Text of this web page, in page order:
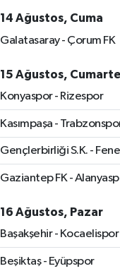
14 Ağustos, Cuma
Galatasaray - Çorum FK
15 Ağustos,
Konyaspor - Rizespor
Kasımpaşa -
Gençlerbirliği S.K. -
Gaziantep FK -
16 Ağustos, Pazar
Başakşehir - Kocaelispor
Beşiktaş - Eyüpspor